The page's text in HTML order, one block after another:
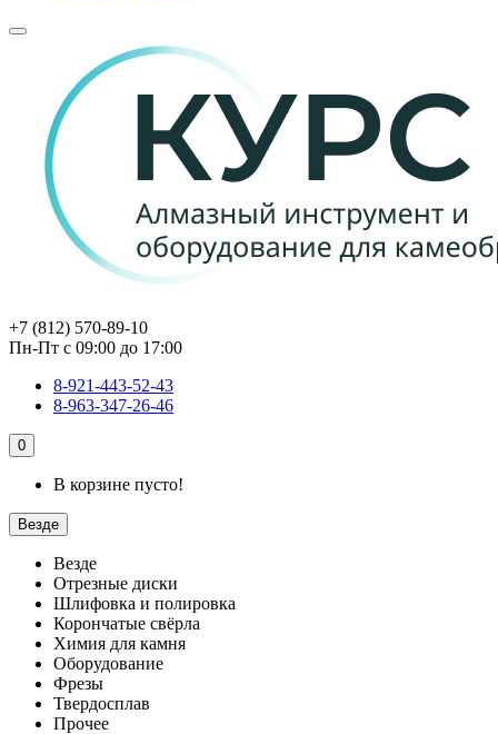
+7 (812) 570-89-10
Пн-Пт с 09:00 до 17:00
8-921-443-52-43
8-963-347-26-46
0
В корзине пусто!
Везде
Везде
Отрезные диски
Шлифовка и полировка
Корончатые свёрла
Химия для камня
Оборудование
Фрезы
Твердосплав
Прочее